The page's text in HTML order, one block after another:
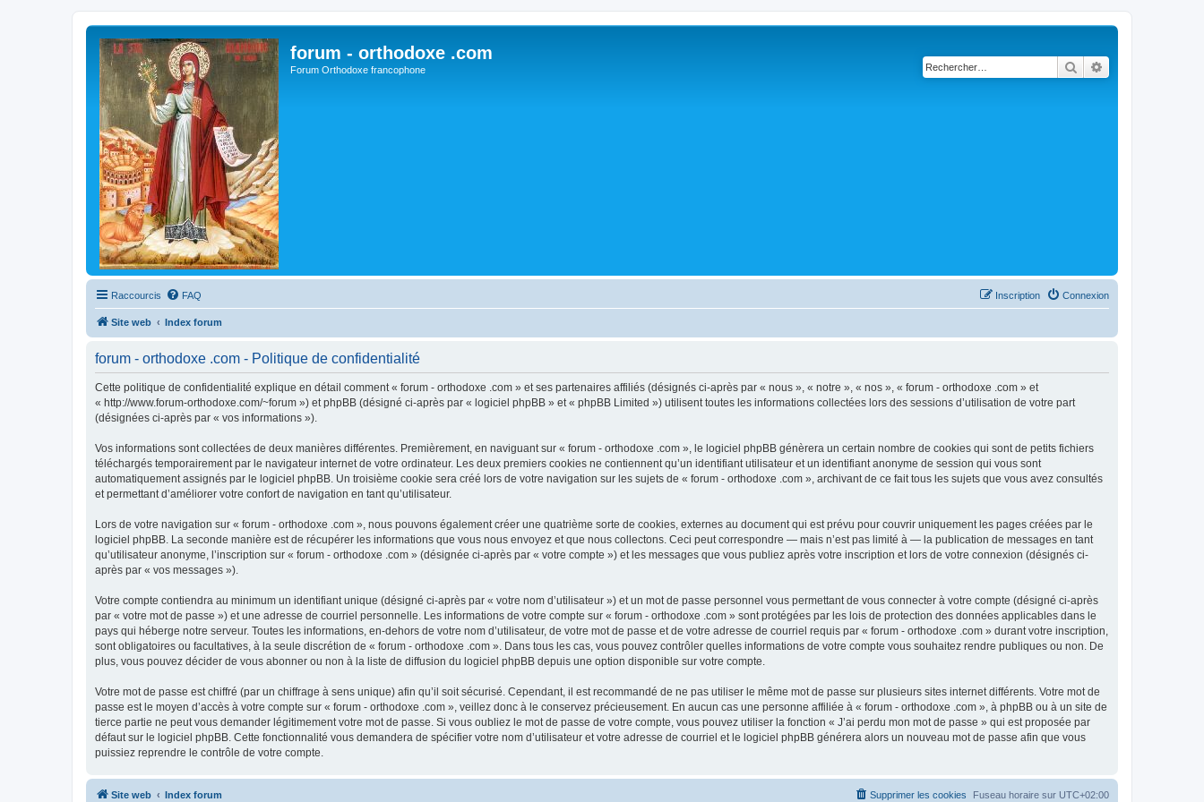
forum - orthodoxe .com
Forum Orthodoxe francophone Rechercher
Raccourcis FAQ Connexion
Inscription
Site web Index forum
forum - orthodoxe .com - Politique de confidentialité
Cette politique de confidentialité explique en détail comment « forum - orthodoxe .com » et ses partenaires affiliés (désignés ci-après par « nous », « notre », « nos », « forum - orthodoxe .com » et
« http://www.forum-orthodoxe.com/~forum ») et phpBB (désigné ci-après par « logiciel phpBB » et « phpBB Limited ») utilisent toutes les informations collectées lors des sessions d’utilisation de votre part
(désignées ci-après par « vos informations »).
Vos informations sont collectées de deux manières différentes. Premièrement, en naviguant sur « forum - orthodoxe .com », le logiciel phpBB génèrera un certain nombre de cookies qui sont de petits fichiers
téléchargés temporairement par le navigateur internet de votre ordinateur. Les deux premiers cookies ne contiennent qu’un identifiant utilisateur et un identifiant anonyme de session qui vous sont
automatiquement assignés par le logiciel phpBB. Un troisième cookie sera créé lors de votre navigation sur les sujets de « forum - orthodoxe .com », archivant de ce fait tous les sujets que vous avez consultés
et permettant d’améliorer votre confort de navigation en tant qu’utilisateur.
Lors de votre navigation sur « forum - orthodoxe .com », nous pouvons également créer une quatrième sorte de cookies, externes au document qui est prévu pour couvrir uniquement les pages créées par le
logiciel phpBB. La seconde manière est de récupérer les informations que vous nous envoyez et que nous collectons. Ceci peut correspondre — mais n’est pas limité à — la publication de messages en tant
qu’utilisateur anonyme, l’inscription sur « forum - orthodoxe .com » (désignée ci-après par « votre compte ») et les messages que vous publiez après votre inscription et lors de votre connexion (désignés ci-
après par « vos messages »).
Votre compte contiendra au minimum un identifiant unique (désigné ci-après par « votre nom d’utilisateur ») et un mot de passe personnel vous permettant de vous connecter à votre compte (désigné ci-après
par « votre mot de passe ») et une adresse de courriel personnelle. Les informations de votre compte sur « forum - orthodoxe .com » sont protégées par les lois de protection des données applicables dans le
pays qui héberge notre serveur. Toutes les informations, en-dehors de votre nom d’utilisateur, de votre mot de passe et de votre adresse de courriel requis par « forum - orthodoxe .com » durant votre inscription,
sont obligatoires ou facultatives, à la seule discrétion de « forum - orthodoxe .com ». Dans tous les cas, vous pouvez contrôler quelles informations de votre compte vous souhaitez rendre publiques ou non. De
plus, vous pouvez décider de vous abonner ou non à la liste de diffusion du logiciel phpBB depuis une option disponible sur votre compte.
Votre mot de passe est chiffré (par un chiffrage à sens unique) afin qu’il soit sécurisé. Cependant, il est recommandé de ne pas utiliser le même mot de passe sur plusieurs sites internet différents. Votre mot de
passe est le moyen d’accès à votre compte sur « forum - orthodoxe .com », veillez donc à le conservez précieusement. En aucun cas une personne affiliée à « forum - orthodoxe .com », à phpBB ou à un site de
tierce partie ne peut vous demander légitimement votre mot de passe. Si vous oubliez le mot de passe de votre compte, vous pouvez utiliser la fonction « J’ai perdu mon mot de passe » qui est proposée par
défaut sur le logiciel phpBB. Cette fonctionnalité vous demandera de spécifier votre nom d’utilisateur et votre adresse de courriel et le logiciel phpBB générera alors un nouveau mot de passe afin que vous
puissiez reprendre le contrôle de votre compte.
Site web Index forum Fuseau horaire sur UTC+02:00
Supprimer les cookies